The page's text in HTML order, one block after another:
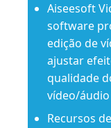
Aiseesoft
software
edição de
ajustar
qualidade
vídeo/
Recursos